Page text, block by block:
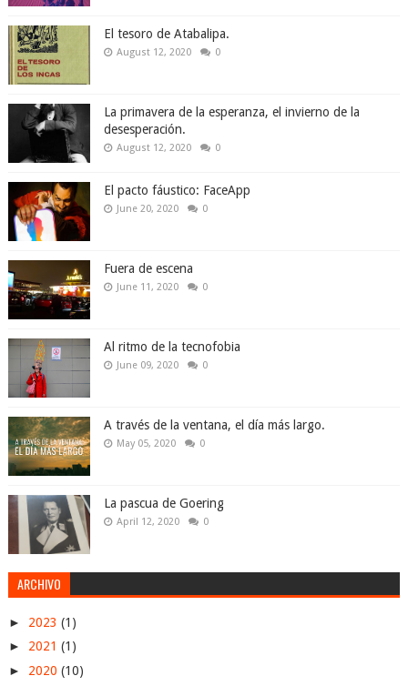
El tesoro de Atabalipa.
August 12, 2020 0
La primavera de la esperanza, el invierno de la
desesperación.
August 12, 2020 0
El pacto fáustico: FaceApp
June 20, 2020 0
Fuera de escena
June 11, 2020 0
Al ritmo de la tecnofobia
June 09, 2020 0
A través de la ventana, el día más largo.
May 05, 2020 0
La pascua de Goering
April 12, 2020 0
ARCHIVO
► 2023 (1)
► 2021 (1)
► 2020 (10)